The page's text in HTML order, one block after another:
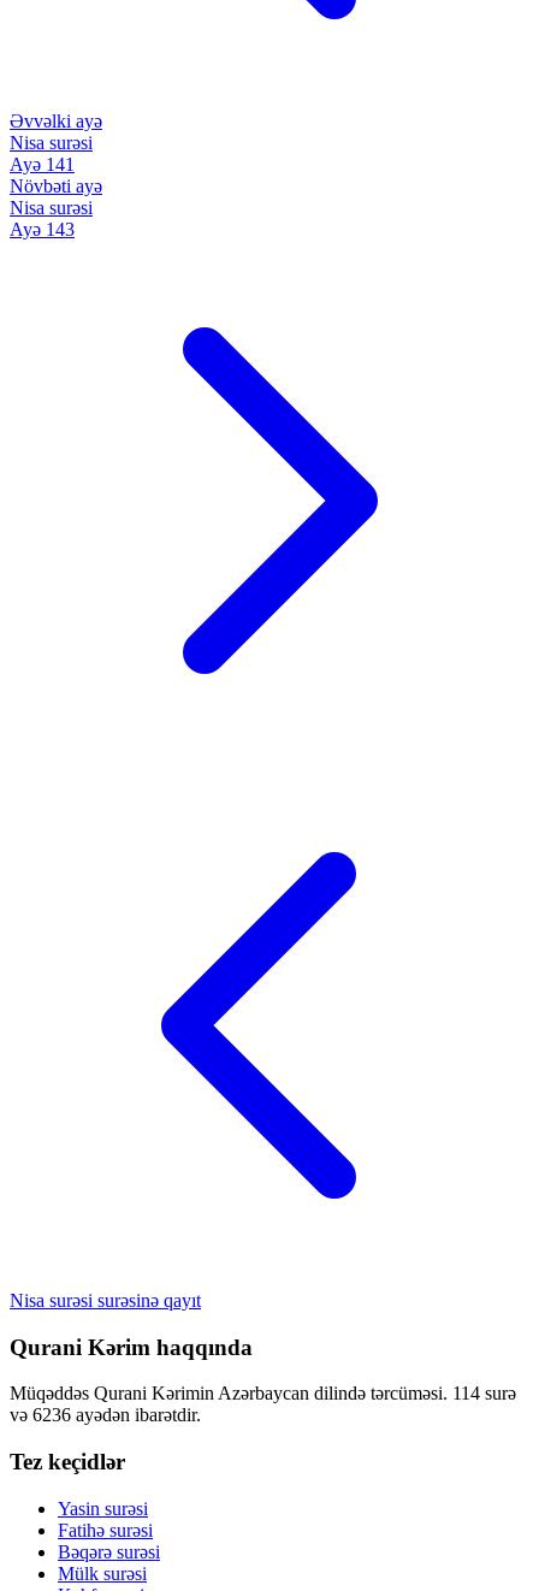
Əvvəlki ayə
Nisa surəsi
Ayə 141
Növbəti ayə
Nisa surəsi
Ayə 143
Nisa surəsi surəsinə qayıt
Qurani Kərim haqqında
Müqəddəs Qurani Kərimin Azərbaycan dilində tərcüməsi. 114 surə
və 6236 ayədən ibarətdir.
Tez keçidlər
Yasin surəsi
Fatihə surəsi
Bəqərə surəsi
Mülk surəsi